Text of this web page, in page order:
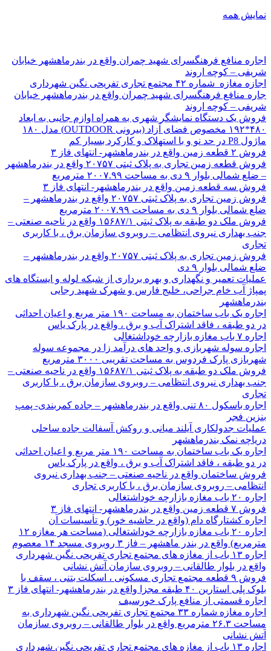
نمایش همه
اجاره منافع فرهنگسرای شهید چمران واقع در بندرماهشهر خیابان
شریفی – کوچه اروند
اجازه مغازه شماره ۴۲ مجتمع تجاری تفریحی نگین شهرداری
جاره منافع فرهنگسرای شهید چمران واقع در بندرماهشهر خیابان
شریفی – کوچه اروند
فروش یک دستگاه نمایشگر شهری به همراه اوازم جانبی به ابعاد
۴۸۰*۱۹۲ مخصوص فضای آزاد (بیرونی OUTDOOR) مدل ۱۸۰
ماژول P8 در حد نو و با استهلاک و کارکرد بسیار کم
فروش ۲ قطعه زمین واقع در بندرماهشهر- انتهای فاز ۳
فروش قطعه زمین تجاری به پلاک ثبتی ۲۰۷۵۷ واقع در بندرماهشهر
– ضلع شمالی بلوار ۹ دی به مساحت ۲۰۰۷.۹۹ مترمربع
فروش سه قطعه زمین واقع در بندرماهشهر- انتهای فاز ۳
فروش زمین تجاری به پلاک ثبتی ۲۰۷۵۷ واقع در بندرماهشهر –
ضلع شمالی بلوار ۹ دی به مساحت ۲۰۰۷.۹۹ مترمربع
فروش ملک دو طبقه به پلاک ثبتی ۱۵۶۸۷/۱ واقع در ناحیه صنعتی –
جنب بهداری نیروی انتظامی – روبروی سازمان برق ، با کاربری
تجاری
فروش زمین تجاری به پلاک ثبتی ۲۰۷۵۷ واقع در بندرماهشهر –
ضلع شمالی بلوار ۹ دی
عملیات تعمیر و نگهداری و بهره برداری از شبکه لوله و ایستگاه های
پمپاژ آب خام جراحی، خلیج فارس و شهرک شهید رجایی
بندرماهشهر
اجاره یک باب ساختمان به مساحت ۱۹۰ متر مربع و اعیان احداثی
در دو طبقه ، فاقد اشتراک آب و برق ، واقع در پارک یاس
اجاره ۷ باب مغازه بازارچه خوداشتغالی
اجاره سوله شهربازی و واحد های درآمد زا در مجموعه سوله
شهربازی پارک فردوس به مساحت تقریبی ۳۰۰۰ مترمربع
فروش ملک دو طبقه به پلاک ثبتی ۱۵۶۸۷/۱ واقع در ناحیه صنعتی –
جنب بهداری نیروی انتظامی – روبروی سازمان برق ، با کاربری
تجاری
اجاره باسکول ۸۰ تنی واقع در بندرماهشهر – جاده کمربندی- پمپ
بنزین فجر
عملیات جدولکاری آیلند میانی و روکش آسفالت جاده ساحلی
دریاچه نمک بندرماهشهر
اجاره یک باب ساختمان به مساحت ۱۹۰ متر مربع و اعیان احداثی
در دو طبقه ، فاقد اشتراک آب و برق ، واقع در پارک یاس
فروش ساختمان واقع در ناحیه صنعتی – جنب بهداری نیروی
انتظامی – روبروی سازمان برق ، با کاربری تجاری
اجاره ۲۰ باب مغازه بازارچه خوداشتغالی
فروش ۷ قطعه زمین واقع در بندرماهشهر- انتهای فاز ۳
اجاره کشتارگاه دام (واقع در حاشیه خور) و تأسیسات آن
اجاره ۲۰ باب مغازه بازارچه خوداشتغالی (مساحت هر مغازه ۱۲
مترمربع) واقع در بندر ماهشهر – فاز ۳ روبروی مسجد ۱۴ معصوم
اجاره ۱۳ باب از مغازه های مجتمع تجاری تفریحی نگین شهرداری
واقع در بلوار طالقانی – روبروی سازمان آتش نشانی
فروش ۹ قطعه مجتمع تجاری مسکونی ، اسکلت بتنی ، سقف با
بلوک پلی استارین ۴۰ طبقه مجزا واقع در بندرماهشهر- انتهای فاز ۳
اجاره قسمتی از منافع پارک خورسیف
اجاره مغازه شماره ۳۳ مجتمع تجاری تفریحی نگین شهرداری به
مساحت ۲۶.۳ مترمربع واقع در بلوار طالقانی – روبروی سازمان
آتش نشانی
اجاره ۱۳ باب از مغازه های مجتمع تجاری تفریحی نگین شهرداری